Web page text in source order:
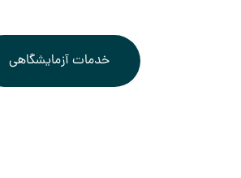
خدمات آزمایشگاهی